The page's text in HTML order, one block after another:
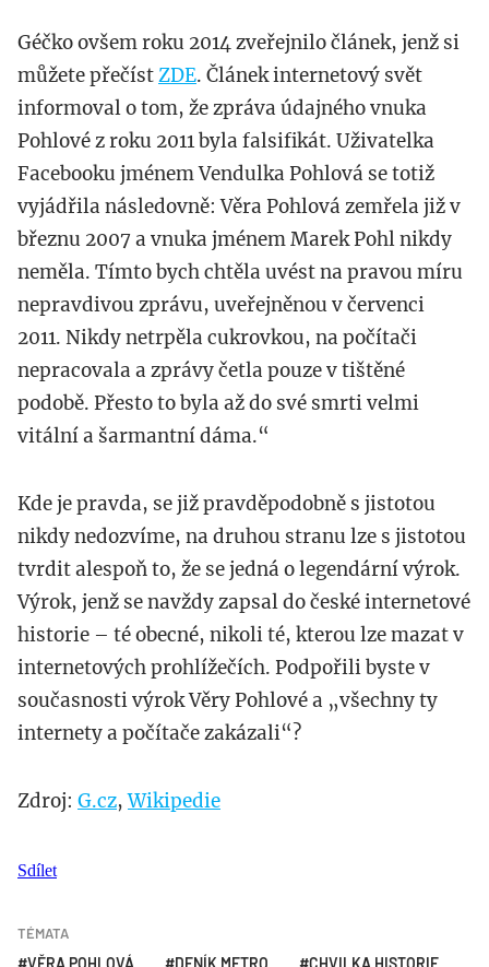
Géčko ovšem roku 2014 zveřejnilo článek, jenž si
můžete přečístZDE. Článek internetový svět
informoval o tom, že zpráva údajného vnuka
Pohlové z roku 2011 byla falsifikát. Uživatelka
Facebooku jménem Vendulka Pohlová se totiž
vyjádřila následovně: Věra Pohlová zemřela již v
březnu 2007 a vnuka jménem Marek Pohl nikdy
neměla. Tímto bych chtěla uvést na pravou míru
nepravdivou zprávu, uveřejněnou v červenci
2011. Nikdy netrpěla cukrovkou, na počítači
nepracovala a zprávy četla pouze v tištěné
podobě. Přesto to byla až do své smrti velmi
vitální a šarmantní dáma.“
Kde je pravda, se již pravděpodobně s jistotou
nikdy nedozvíme, na druhou stranu lze s jistotou
tvrdit alespoň to, že se jedná o legendární výrok.
Výrok, jenž se navždy zapsal do české internetové
historie – té obecné, nikoli té, kterou lze mazat v
internetových prohlížečích. Podpořili byste v
současnosti výrok Věry Pohlové a „všechny ty
internety a počítače zakázali“?
Zdroj: G.cz,Wikipedie
Sdílet
TÉMATA
VĚRA POHLOVÁ DENÍK METRO CHVILKA HISTORIE